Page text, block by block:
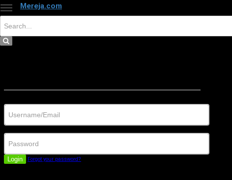
Mereja.com
Login Forgot your password?